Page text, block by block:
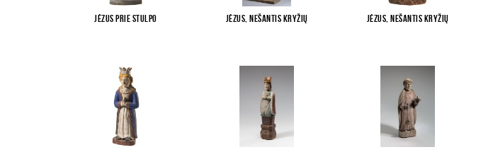
Jėzus prie stulpo Jėzus, nešantis kryžių Jėzus, nešantis kryžių